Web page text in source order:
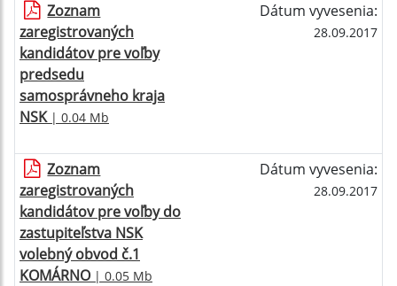
Zoznam
zaregistrovaných
kandidátov pre voľby
predsedu
samosprávneho kraja
NSK| 0.04 Mb
Dátum vyvesenia:
28.09.2017
Zoznam
zaregistrovaných
kandidátov pre voľby do
zastupiteľstva NSK
volebný obvod č.1
KOMÁRNO| 0.05 Mb
Dátum vyvesenia:
28.09.2017